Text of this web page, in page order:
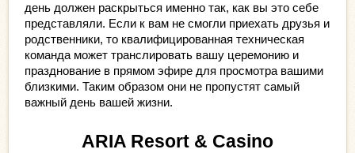
день должен раскрыться именно так, как вы это себе
представляли. Если к вам не смогли приехать друзья и
родственники, то квалифицированная техническая
команда может транслировать вашу церемонию и
празднование в прямом эфире для просмотра вашими
близкими. Таким образом они не пропустят самый
важный день вашей жизни.
ARIA Resort & Casino